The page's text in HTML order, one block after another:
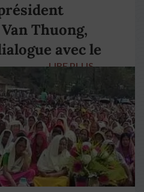
Thuong,
avec le
LIRE PLUS →